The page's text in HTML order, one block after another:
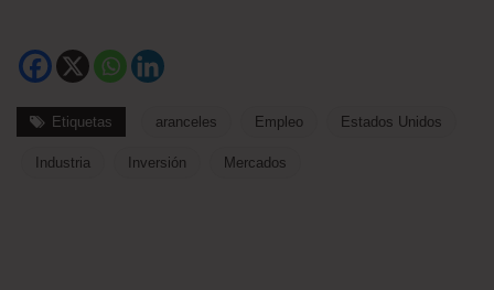
Etiquetas aranceles Empleo Estados Unidos
Industria Inversión Mercados